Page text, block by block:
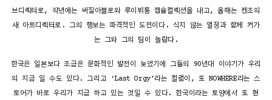
브디렉터로, 작년에는 버질아블로와 루이뷔통 캡슐컬렉션을 내고, 올해는 켄조의
새 아트디렉터로. 그의 행보는 파격적인 도전이다. 식지 않는 열정과 함께 커가
는 그와 그의 팀이 놀랍다.
한국은 일본보다 조금은 문화적인 발전이 늦었기에 그들의 90년대 이야기가 우리
의 지금 일 수도 있다. 그리고 ‘Last Orgy’라는 컬럼이, 또 NOWHERE라는 스
토어가 바로 우리가 지금 하고 있는 것일 수 있다. 한국이라는 토양에서 또 현